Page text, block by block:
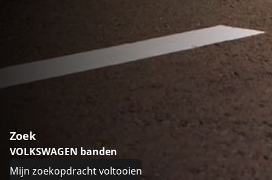
Zoek
VOLKSWAGEN banden
Mijn zoekopdracht voltooien